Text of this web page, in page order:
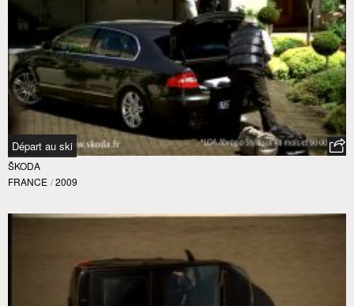
Départ au ski
ŠKODA
FRANCE / 2009